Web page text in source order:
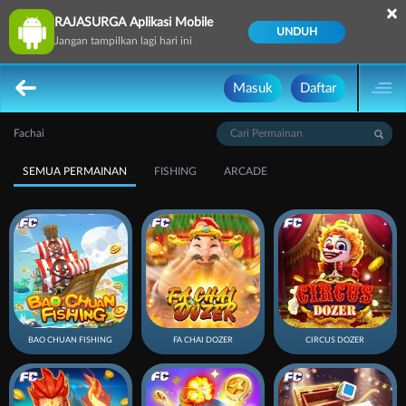
RAJASURGA Aplikasi Mobile
Jangan tampilkan lagi hari ini
UNDUH
×
Masuk Daftar
Fachai
SEMUA PERMAINAN FISHING ARCADE
BAO CHUAN FISHING FA CHAI DOZER CIRCUS DOZER